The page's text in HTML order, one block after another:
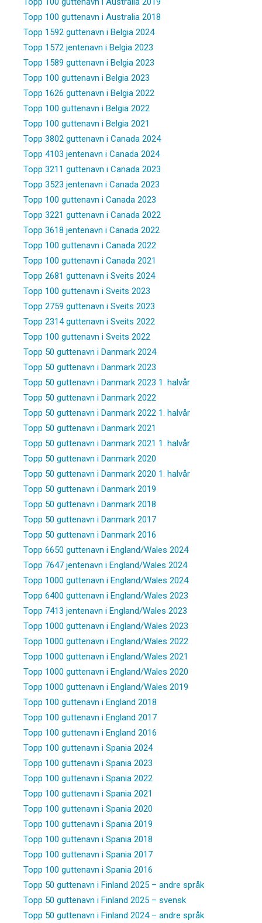
Topp 100 guttenavn i Australia 2018
Topp 1592 guttenavn i Belgia 2024
Topp 1572 jentenavn i Belgia 2023
Topp 1589 guttenavn i Belgia 2023
Topp 100 guttenavn i Belgia 2023
Topp 1626 guttenavn i Belgia 2022
Topp 100 guttenavn i Belgia 2022
Topp 100 guttenavn i Belgia 2021
Topp 3802 guttenavn i Canada 2024
Topp 4103 jentenavn i Canada 2024
Topp 3211 guttenavn i Canada 2023
Topp 3523 jentenavn i Canada 2023
Topp 100 guttenavn i Canada 2023
Topp 3221 guttenavn i Canada 2022
Topp 3618 jentenavn i Canada 2022
Topp 100 guttenavn i Canada 2022
Topp 100 guttenavn i Canada 2021
Topp 2681 guttenavn i Sveits 2024
Topp 100 guttenavn i Sveits 2023
Topp 2759 guttenavn i Sveits 2023
Topp 2314 guttenavn i Sveits 2022
Topp 100 guttenavn i Sveits 2022
Topp 50 guttenavn i Danmark 2024
Topp 50 guttenavn i Danmark 2023
Topp 50 guttenavn i Danmark 2023 1. halvår
Topp 50 guttenavn i Danmark 2022
Topp 50 guttenavn i Danmark 2022 1. halvår
Topp 50 guttenavn i Danmark 2021
Topp 50 guttenavn i Danmark 2021 1. halvår
Topp 50 guttenavn i Danmark 2020
Topp 50 guttenavn i Danmark 2020 1. halvår
Topp 50 guttenavn i Danmark 2019
Topp 50 guttenavn i Danmark 2018
Topp 50 guttenavn i Danmark 2017
Topp 50 guttenavn i Danmark 2016
Topp 6650 guttenavn i England/Wales 2024
Topp 7647 jentenavn i England/Wales 2024
Topp 1000 guttenavn i England/Wales 2024
Topp 6400 guttenavn i England/Wales 2023
Topp 7413 jentenavn i England/Wales 2023
Topp 1000 guttenavn i England/Wales 2023
Topp 1000 guttenavn i England/Wales 2022
Topp 1000 guttenavn i England/Wales 2021
Topp 1000 guttenavn i England/Wales 2020
Topp 1000 guttenavn i England/Wales 2019
Topp 100 guttenavn i England 2018
Topp 100 guttenavn i England 2017
Topp 100 guttenavn i England 2016
Topp 100 guttenavn i Spania 2024
Topp 100 guttenavn i Spania 2023
Topp 100 guttenavn i Spania 2022
Topp 100 guttenavn i Spania 2021
Topp 100 guttenavn i Spania 2020
Topp 100 guttenavn i Spania 2019
Topp 100 guttenavn i Spania 2018
Topp 100 guttenavn i Spania 2017
Topp 100 guttenavn i Spania 2016
Topp 50 guttenavn i Finland 2025 – andre språk
Topp 50 guttenavn i Finland 2025 – svensk
Topp 50 guttenavn i Finland 2024 – andre språk